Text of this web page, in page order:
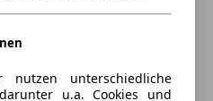
nutzen unterschiedliche
u.a. Cookies und